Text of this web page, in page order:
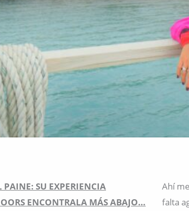
PAINE: SU EXPERIENCIA
ENCONTRALA MÁS ABAJO…
Ahí
falta